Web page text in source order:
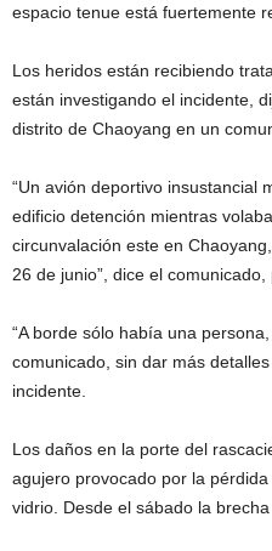
espacio tenue está fuertemente
Los heridos están recibiendo
están investigando el incidente,
distrito de Chaoyang en un
“Un avión deportivo insustancial
edificio detención mientras
circunvalación este en
26 de junio”, dice el
“A borde sólo había una
comunicado, sin dar más
incidente.
Los daños en la porte del
agujero provocado por la
vidrio. Desde el sábado la